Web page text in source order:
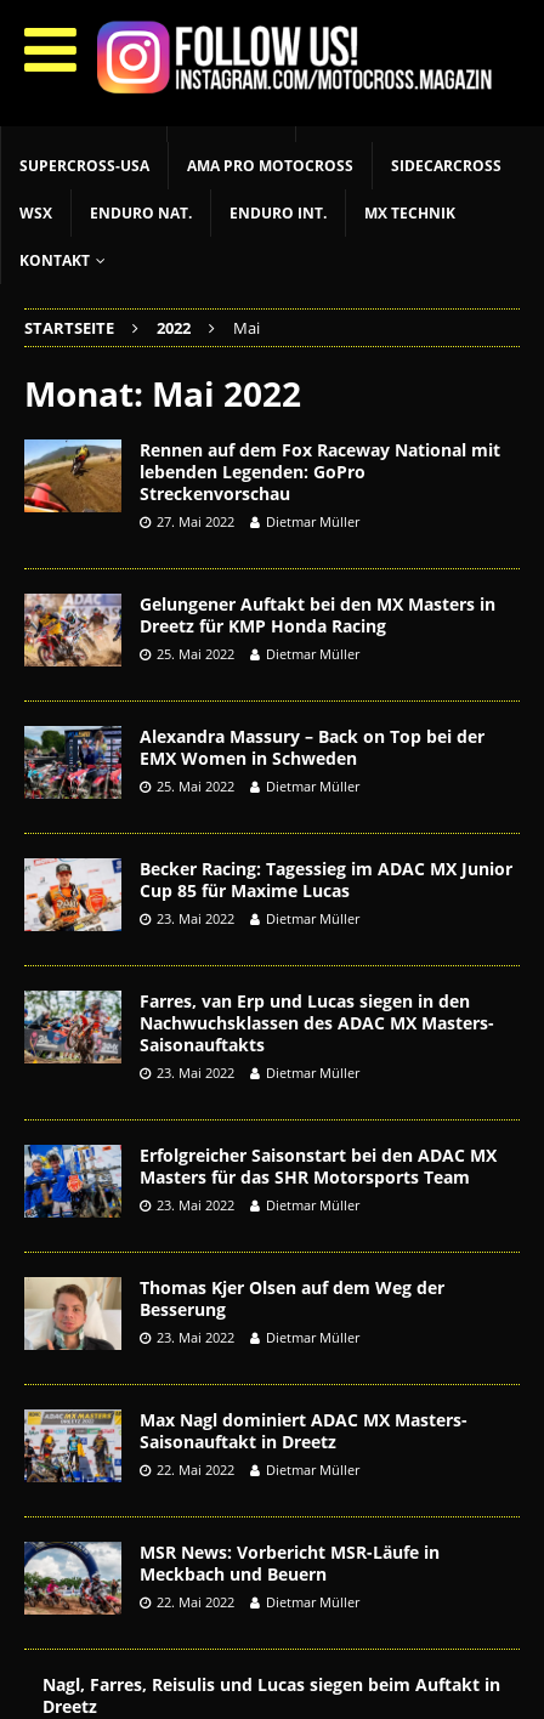
START LIVETIMING MX NEWS MX YOUTH
MX WOMEN MXGP ADAC MX MASTERS MOTOCROSS INT
SUPERCROSS-USA AMA PRO MOTOCROSS SIDECARCROSS
WSX ENDURO NAT. ENDURO INT. MX TECHNIK
KONTAKT
STARTSEITE 2022 Mai
Monat: Mai 2022
Rennen auf dem Fox Raceway National mit
lebenden Legenden: GoPro
Streckenvorschau
27. Mai 2022 Dietmar Müller
Gelungener Auftakt bei den MX Masters in
Dreetz für KMP Honda Racing
25. Mai 2022 Dietmar Müller
Alexandra Massury – Back on Top bei der
EMX Women in Schweden
25. Mai 2022 Dietmar Müller
Becker Racing: Tagessieg im ADAC MX Junior
Cup 85 für Maxime Lucas
23. Mai 2022 Dietmar Müller
Farres, van Erp und Lucas siegen in den
Nachwuchsklassen des ADAC MX Masters-
Saisonauftakts
23. Mai 2022 Dietmar Müller
Erfolgreicher Saisonstart bei den ADAC MX
Masters für das SHR Motorsports Team
23. Mai 2022 Dietmar Müller
Thomas Kjer Olsen auf dem Weg der
Besserung
23. Mai 2022 Dietmar Müller
Max Nagl dominiert ADAC MX Masters-
Saisonauftakt in Dreetz
22. Mai 2022 Dietmar Müller
MSR News: Vorbericht MSR-Läufe in
Meckbach und Beuern
22. Mai 2022 Dietmar Müller
Nagl, Farres, Reisulis und Lucas siegen beim Auftakt in
Dreetz